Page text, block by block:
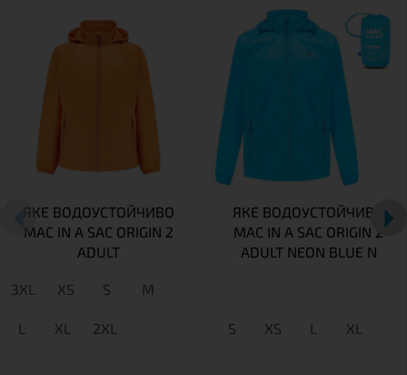
ЯКЕ ВОДОУСТОЙЧИВО
MAC IN A SAC ORIGIN 2
ADULT
3XL XS S М
L XL 2XL
ЯКЕ ВОДОУСТОЙЧИВО
MAC IN A SAC ORIGIN 2
ADULT NEON BLUE N
S XS L XL